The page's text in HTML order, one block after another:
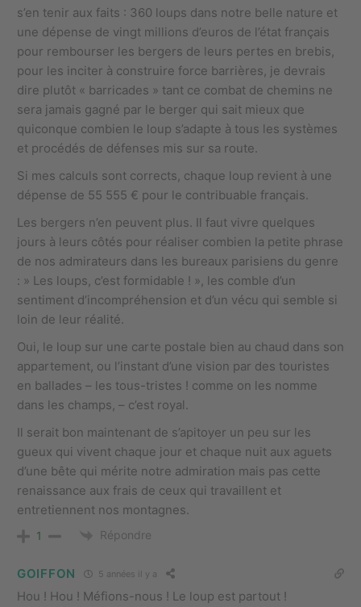
s’en tenir aux faits : 360 loups dans notre belle nature et
une dépense de vingt millions d’euros de l’état français
pour rembourser les bergers de leurs pertes en brebis,
pour les inciter à construire force barrières, je devrais
dire plutôt « barricades » tant ce combat de chemins ne
sera jamais gagné par le berger qui sait mieux que
quiconque combien le loup s’adapte à tous les systèmes
et procédés de défenses mis sur sa route.
Si mes calculs sont corrects, chaque loup revient à une
dépense de 55 555 € pour le contribuable français.
Les bergers n’en peuvent plus. Il faut vivre quelques
jours à leurs côtés pour réaliser combien la petite phrase
de nos admirateurs dans les bureaux parisiens du genre
: » Les loups, c’est formidable ! », les comble d’un
sentiment d’incompréhension et d’un vécu qui semble si
loin de leur réalité.
Oui, le loup sur une carte postale bien au chaud dans son
appartement, ou l’instant d’une vision par des touristes
en ballades – les tous-tristes ! comme on les nomme
dans les champs, – c’est royal.
Il serait bon maintenant de s’apitoyer un peu sur les
gueux qui vivent chaque jour et chaque nuit aux aguets
d’une bête qui mérite notre admiration mais pas cette
renaissance aux frais de ceux qui travaillent et
entretiennent nos montagnes.
1 Répondre
GOIFFON 5 années il y a
Hou ! Hou ! Méfions-nous ! Le loup est partout !